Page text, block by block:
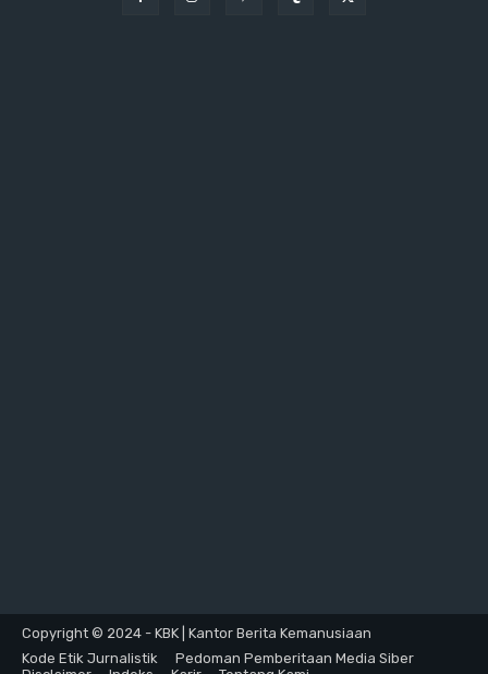
Copyright © 2024 - KBK | Kantor Berita Kemanusiaan
Kode Etik Jurnalistik
Pedoman Pemberitaan Media Siber